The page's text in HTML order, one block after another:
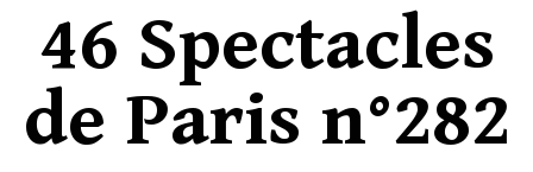
46 Spectacles
de Paris n°282